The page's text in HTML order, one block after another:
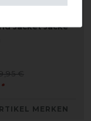
Jacket Jacke
€
*
MERKEN